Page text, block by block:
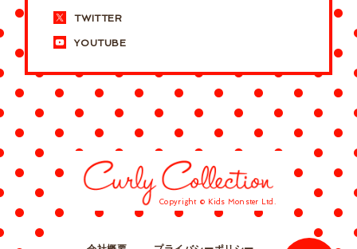
TWITTER
YOUTUBE
Copyright © Kids Monster Ltd.